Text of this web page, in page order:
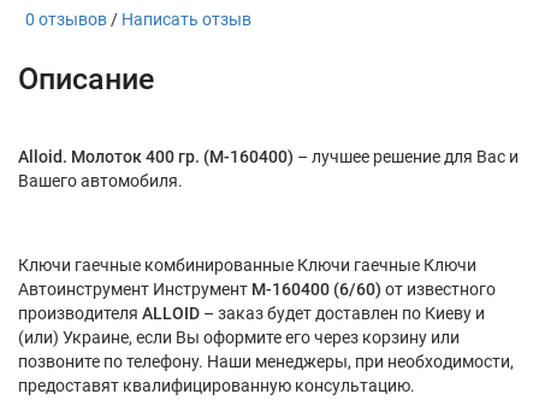
0 отзывов / Написать отзыв
Описание
Alloid. Молоток 400 гр. (М-160400) – лучшее решение для Вас и
Вашего автомобиля.
Ключи гаечные комбинированные Ключи гаечные Ключи
Автоинструмент Инструмент М-160400 (6/60) от известного
производителя ALLOID – заказ будет доставлен по Киеву и
(или) Украине, если Вы оформите его через корзину или
позвоните по телефону. Наши менеджеры, при необходимости,
предоставят квалифицированную консультацию.